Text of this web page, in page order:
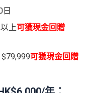
上可獲現金回贈
可獲現金回贈